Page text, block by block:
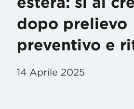
dopo prelievo
preventivo e
14 Aprile 2025